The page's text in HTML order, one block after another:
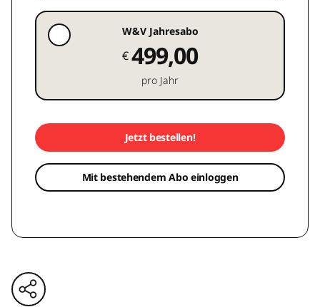
W&V Jahresabo
€499,00
pro Jahr
Jetzt bestellen!
Mit bestehendem Abo einloggen